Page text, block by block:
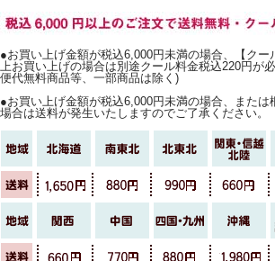
●お買い上げ金額が税込6,000円未満の場合、【クー
上お買い上げの場合は別途クール料金税込220円が
便代無料商品等、一部商品は除く)
●お買い上げ金額が税込6,000円未満の場合、または
場合は送料が発生いたしますのでご了承ください。